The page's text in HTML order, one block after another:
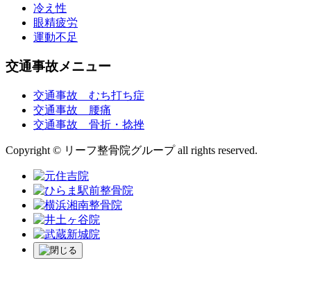
冷え性
眼精疲労
運動不足
交通事故メニュー
交通事故 むち打ち症
交通事故 腰痛
交通事故 骨折・捻挫
Copyright © リーフ整骨院グループ all rights reserved.